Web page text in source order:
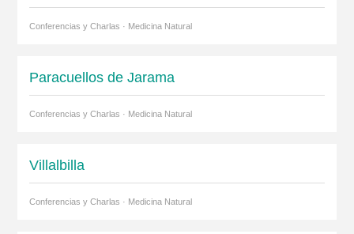
Conferencias y Charlas · Medicina Natural
Paracuellos de Jarama
Conferencias y Charlas · Medicina Natural
Villalbilla
Conferencias y Charlas · Medicina Natural